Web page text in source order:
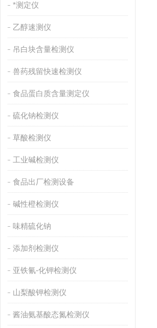
*测定仪
乙醇速测仪
吊白块含量检测仪
兽药残留快速检测仪
食品蛋白质含量测定仪
硫化钠检测仪
草酸检测仪
工业碱检测仪
食品出厂检测设备
碱性橙检测仪
味精硫化钠
添加剂检测仪
亚铁氰-化钾检测仪
山梨酸钾检测仪
酱油氨基酸态氮检测仪